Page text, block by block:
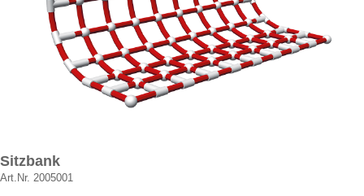
Sitzbank
Art.Nr. 2005001